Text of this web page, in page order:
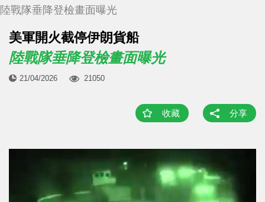
陸戰隊垂降登檢畫面曝光
美軍開火截停伊朗貨船
陸戰隊垂降登檢畫面曝光
21/04/2026 21050
收藏 分享